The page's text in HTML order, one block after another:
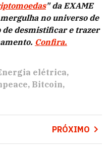
" da EXAME
no universo de
desmistificar e trazer
Confira.
elétrica
Bitcoin
PRÓXIMO